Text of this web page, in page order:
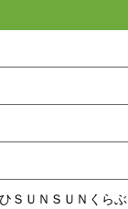
ＳＵＮＳＵＮくらぶ